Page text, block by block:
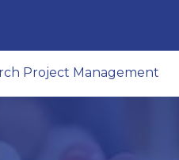
Project Management